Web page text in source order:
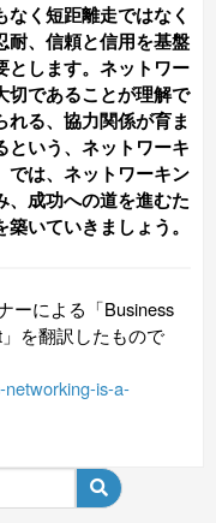
く短距離走ではなく
耐、信頼と信用を基盤
とします。ネットワー
切であることが理解で
れる、協力関係が育ま
という、ネットワーキ
では、ネットワーキン
、成功への道を進むた
いていきましょう。
ーによる「Business
を翻訳したもので
networking-is-a-